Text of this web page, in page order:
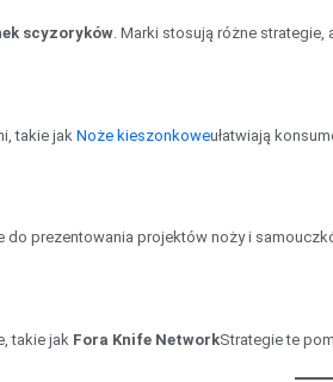
scyzoryków. Marki stosują różne
takie jak Noże kieszonkoweułatwiają
do prezentowania projektów noży i
takie jak Fora Knife NetworkStrategie te